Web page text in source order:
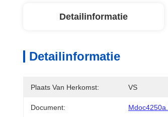
Detailinformatie
Detailinformatie
Plaats Van Herkomst: VS
Document: